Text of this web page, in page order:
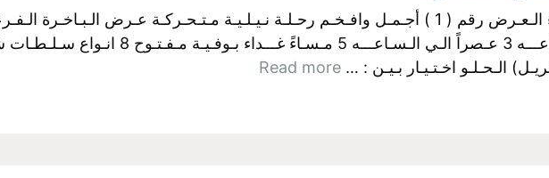
البواخر الفرعونية بالجيزة اولآ: رحــلات الـغـداء الـعـرض رقم ( 1 ) أجـمـل وافـخـم رحـلـة نـيـلـيـة مـتـحـركـة عـرض
الغــــداء سـعـر الـفـرد :350 جـنـيـة مــن الساعـــه 3 عـصراً الـي
الـحـلـو اخـتـيـار بـيـن : … Read more